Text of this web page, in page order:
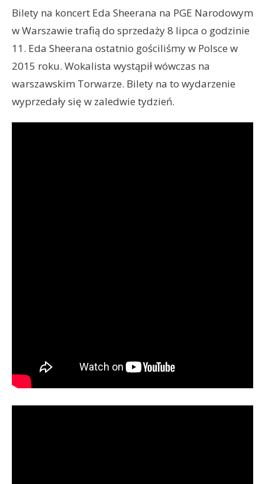
Bilety na koncert Eda Sheerana na PGE Narodowym
w Warszawie trafią do sprzedaży 8 lipca o godzinie
11. Eda Sheerana ostatnio gościliśmy w Polsce w
2015 roku. Wokalista wystąpił wówczas na
warszawskim Torwarze. Bilety na to wydarzenie
wyprzedały się w zaledwie tydzień.